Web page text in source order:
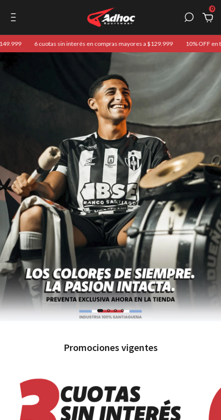
0
6 cuotas sin interés en compras mayores a $129.999 10% OFF en
Promociones vigentes